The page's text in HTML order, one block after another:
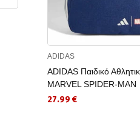
ADIDAS
ADIDAS Παιδικό
MARVEL SPIDER-MAN
27.99 €